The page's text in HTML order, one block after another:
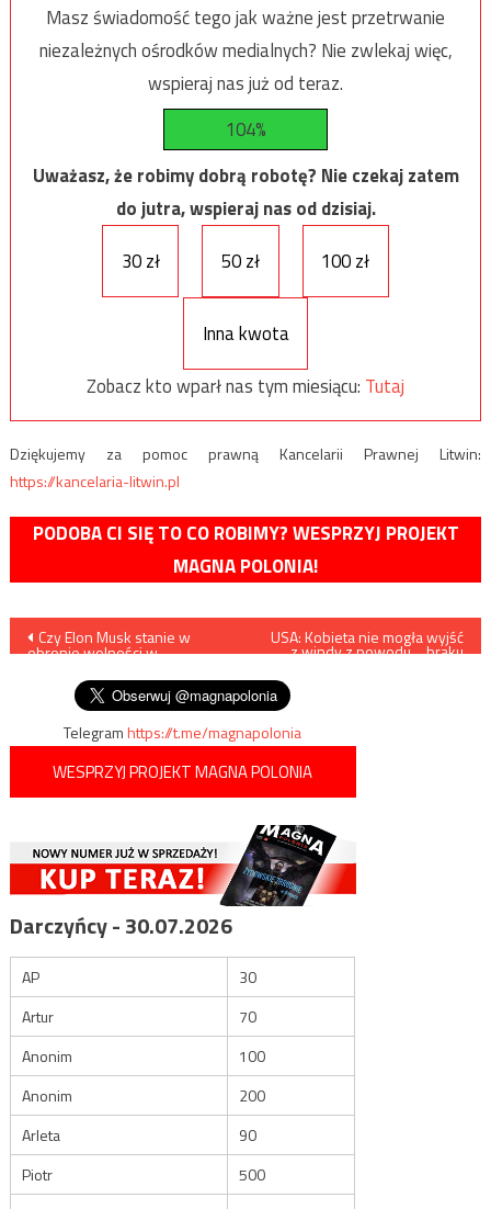
Masz świadomość tego jak ważne jest przetrwanie
niezależnych ośrodków medialnych? Nie zwlekaj więc,
wspieraj nas już od teraz.
104%
Uważasz, że robimy dobrą robotę? Nie czekaj zatem
do jutra, wspieraj nas od dzisiaj.
30 zł
50 zł 100 zł
Inna kwota
Zobacz kto wparł nas tym miesiącu: Tutaj
Dziękujemy za pomoc prawną Kancelarii Prawnej Litwin:
https://kancelaria-litwin.pl
PODOBA CI SIĘ TO CO ROBIMY? WESPRZYJ PROJEKT
MAGNA POLONIA!
Nawigacja
wpisu
Czy Elon Musk stanie w
obronie wolności w
USA: Kobieta nie mogła wyjść
z windy z powodu… braku
Telegramhttps://t.me/magnapolonia
WESPRZYJ PROJEKT MAGNA POLONIA
Darczyńcy - 30.07.2026
AP
30
Artur
70
Anonim
100
Anonim
200
Arleta
90
Piotr
500